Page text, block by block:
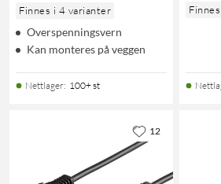
Finnes i 4 varianter
Overspenningsvern
Kan monteres på veggen
Nettlager: 100+ st
12